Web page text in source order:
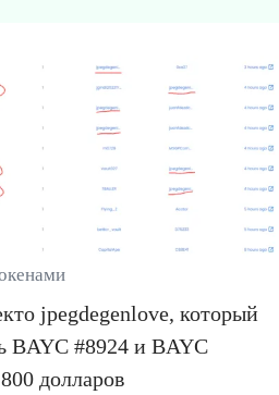
jpegdegenlove, который
BAYC #8924 и BAYC
долларов